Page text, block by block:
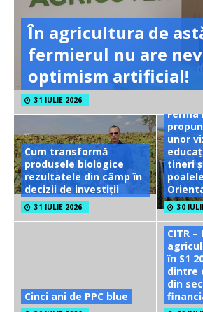
În agricultura de
fermierul nu are
optimism artificial!
31 IULIE 2026
Cum transformă
produsele biologice
rezultatele din câmp în
decizii de investiții
31 IULIE 2026
Ferma
unor
tineri
30
Cinci ani de PPC blue
CITR
în S1
dintre
din